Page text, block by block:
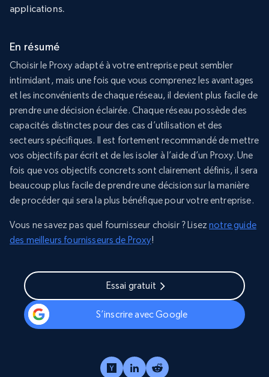
applications.
En résumé
Choisir le Proxy adapté à votre entreprise peut sembler
intimidant, mais une fois que vous comprenez les avantages
et les inconvénients de chaque réseau, il devient plus facile de
prendre une décision éclairée. Chaque réseau possède des
capacités distinctes pour des cas d’utilisation et des
secteurs spécifiques. Il est fortement recommandé de mettre
vos objectifs par écrit et de les isoler à l’aide d’un Proxy. Une
fois que vos objectifs concrets sont clairement définis, il sera
beaucoup plus facile de prendre une décision sur la manière
de procéder qui sera la plus bénéfique pour votre entreprise.
Vous ne savez pas quel fournisseur choisir ? Liseznotre guide
des meilleurs fournisseurs de Proxy!
Essai gratuit
S’inscrire avec Google